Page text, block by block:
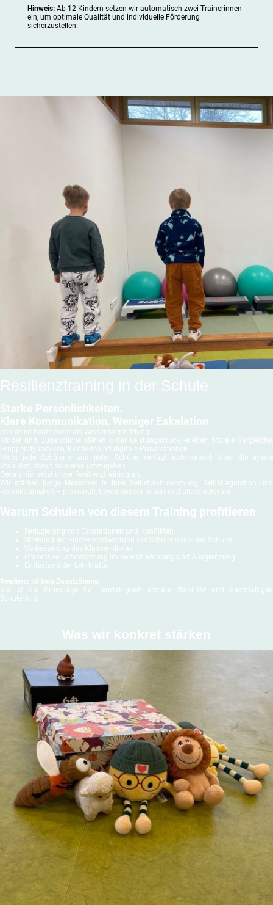
Hinweis: Ab 12 Kindern setzen wir automatisch zwei Trainerinnen
ein, um optimale Qualität und individuelle Förderung
sicherzustellen.
Resilienztraining in der Schule
Starke Persönlichkeiten.
Klare Kommunikation. Weniger Eskalation.
Schule ist heute mehr als Wissensvermittlung.
Kinder und Jugendliche stehen unter Leistungsdruck, erleben soziale Vergleiche,
Gruppendynamiken, Konflikte und digitale Provokationen.
Nicht jede Schülerin und jeder Schüler verfügt automatisch über die innere
Stabilität, damit souverän umzugehen.
Genau hier setzt unser Resilienztraining an.
Wir stärken junge Menschen in ihrer Selbstwahrnehmung, Selbstregulation und
Konfliktfähigkeit – praxisnah, bewegungsorientiert und alltagsrelevant.
Warum Schulen von diesem Training profitieren
Reduzierung von Eskalationen und Konflikten
Stärkung der Eigenverantwortung der Schülerinnen und Schüler
Verbesserung des Klassenklimas
Präventive Unterstützung im Bereich Mobbing und Ausgrenzung
Entlastung der Lehrkräfte
Resilienz ist kein Zusatzthema.
Sie ist die Grundlage für Lernfähigkeit, soziale Stabilität und nachhaltigen
Schulerfolg.
Was wir konkret stärken